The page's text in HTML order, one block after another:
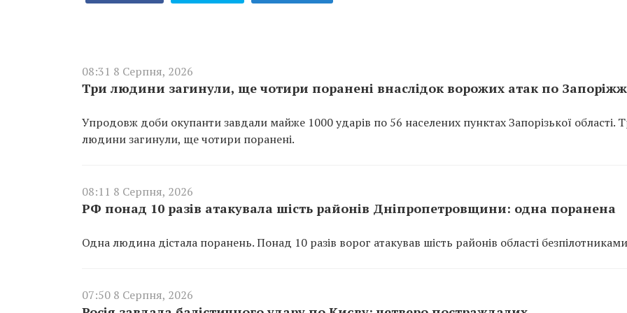
08:31 8 Серпня, 2026
Три людини загинули, ще чотири поранені внаслідок ворожих атак по
Упродовж доби окупанти завдали майже 1000 ударів по 56 населених пунктах Запорізької області.
людини загинули, ще чотири поранені.
08:11 8 Серпня, 2026
РФ понад 10 разів атакувала шість районів Дніпропетровщини: одна поранена
Одна людина дістала поранень. Понад 10 разів ворог атакував шість районів області
07:50 8 Серпня, 2026